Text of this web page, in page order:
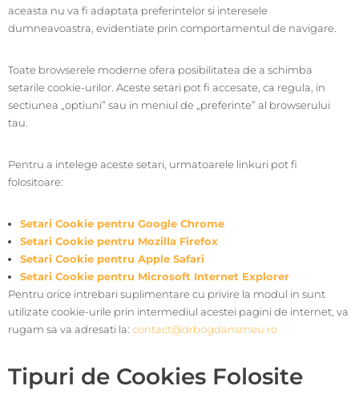
aceasta nu va fi adaptata preferintelor si interesele
dumneavoastra, evidentiate prin comportamentul de navigare.
Toate browserele moderne ofera posibilitatea de a schimba
setarile cookie-urilor. Aceste setari pot fi accesate, ca regula, in
sectiunea „optiuni” sau in meniul de „preferinte” al browserului
tau.
Pentru a intelege aceste setari, urmatoarele linkuri pot fi
folositoare:
Setari Cookie pentru Google Chrome
Setari Cookie pentru Mozilla Firefox
Setari Cookie pentru Apple Safari
Setari Cookie pentru Microsoft Internet Explorer
Pentru orice intrebari suplimentare cu privire la modul in sunt
utilizate cookie-urile prin intermediul acestei pagini de internet, va
rugam sa va adresati la: contact@drbogdansmeu.ro
Tipuri de Cookies Folosite